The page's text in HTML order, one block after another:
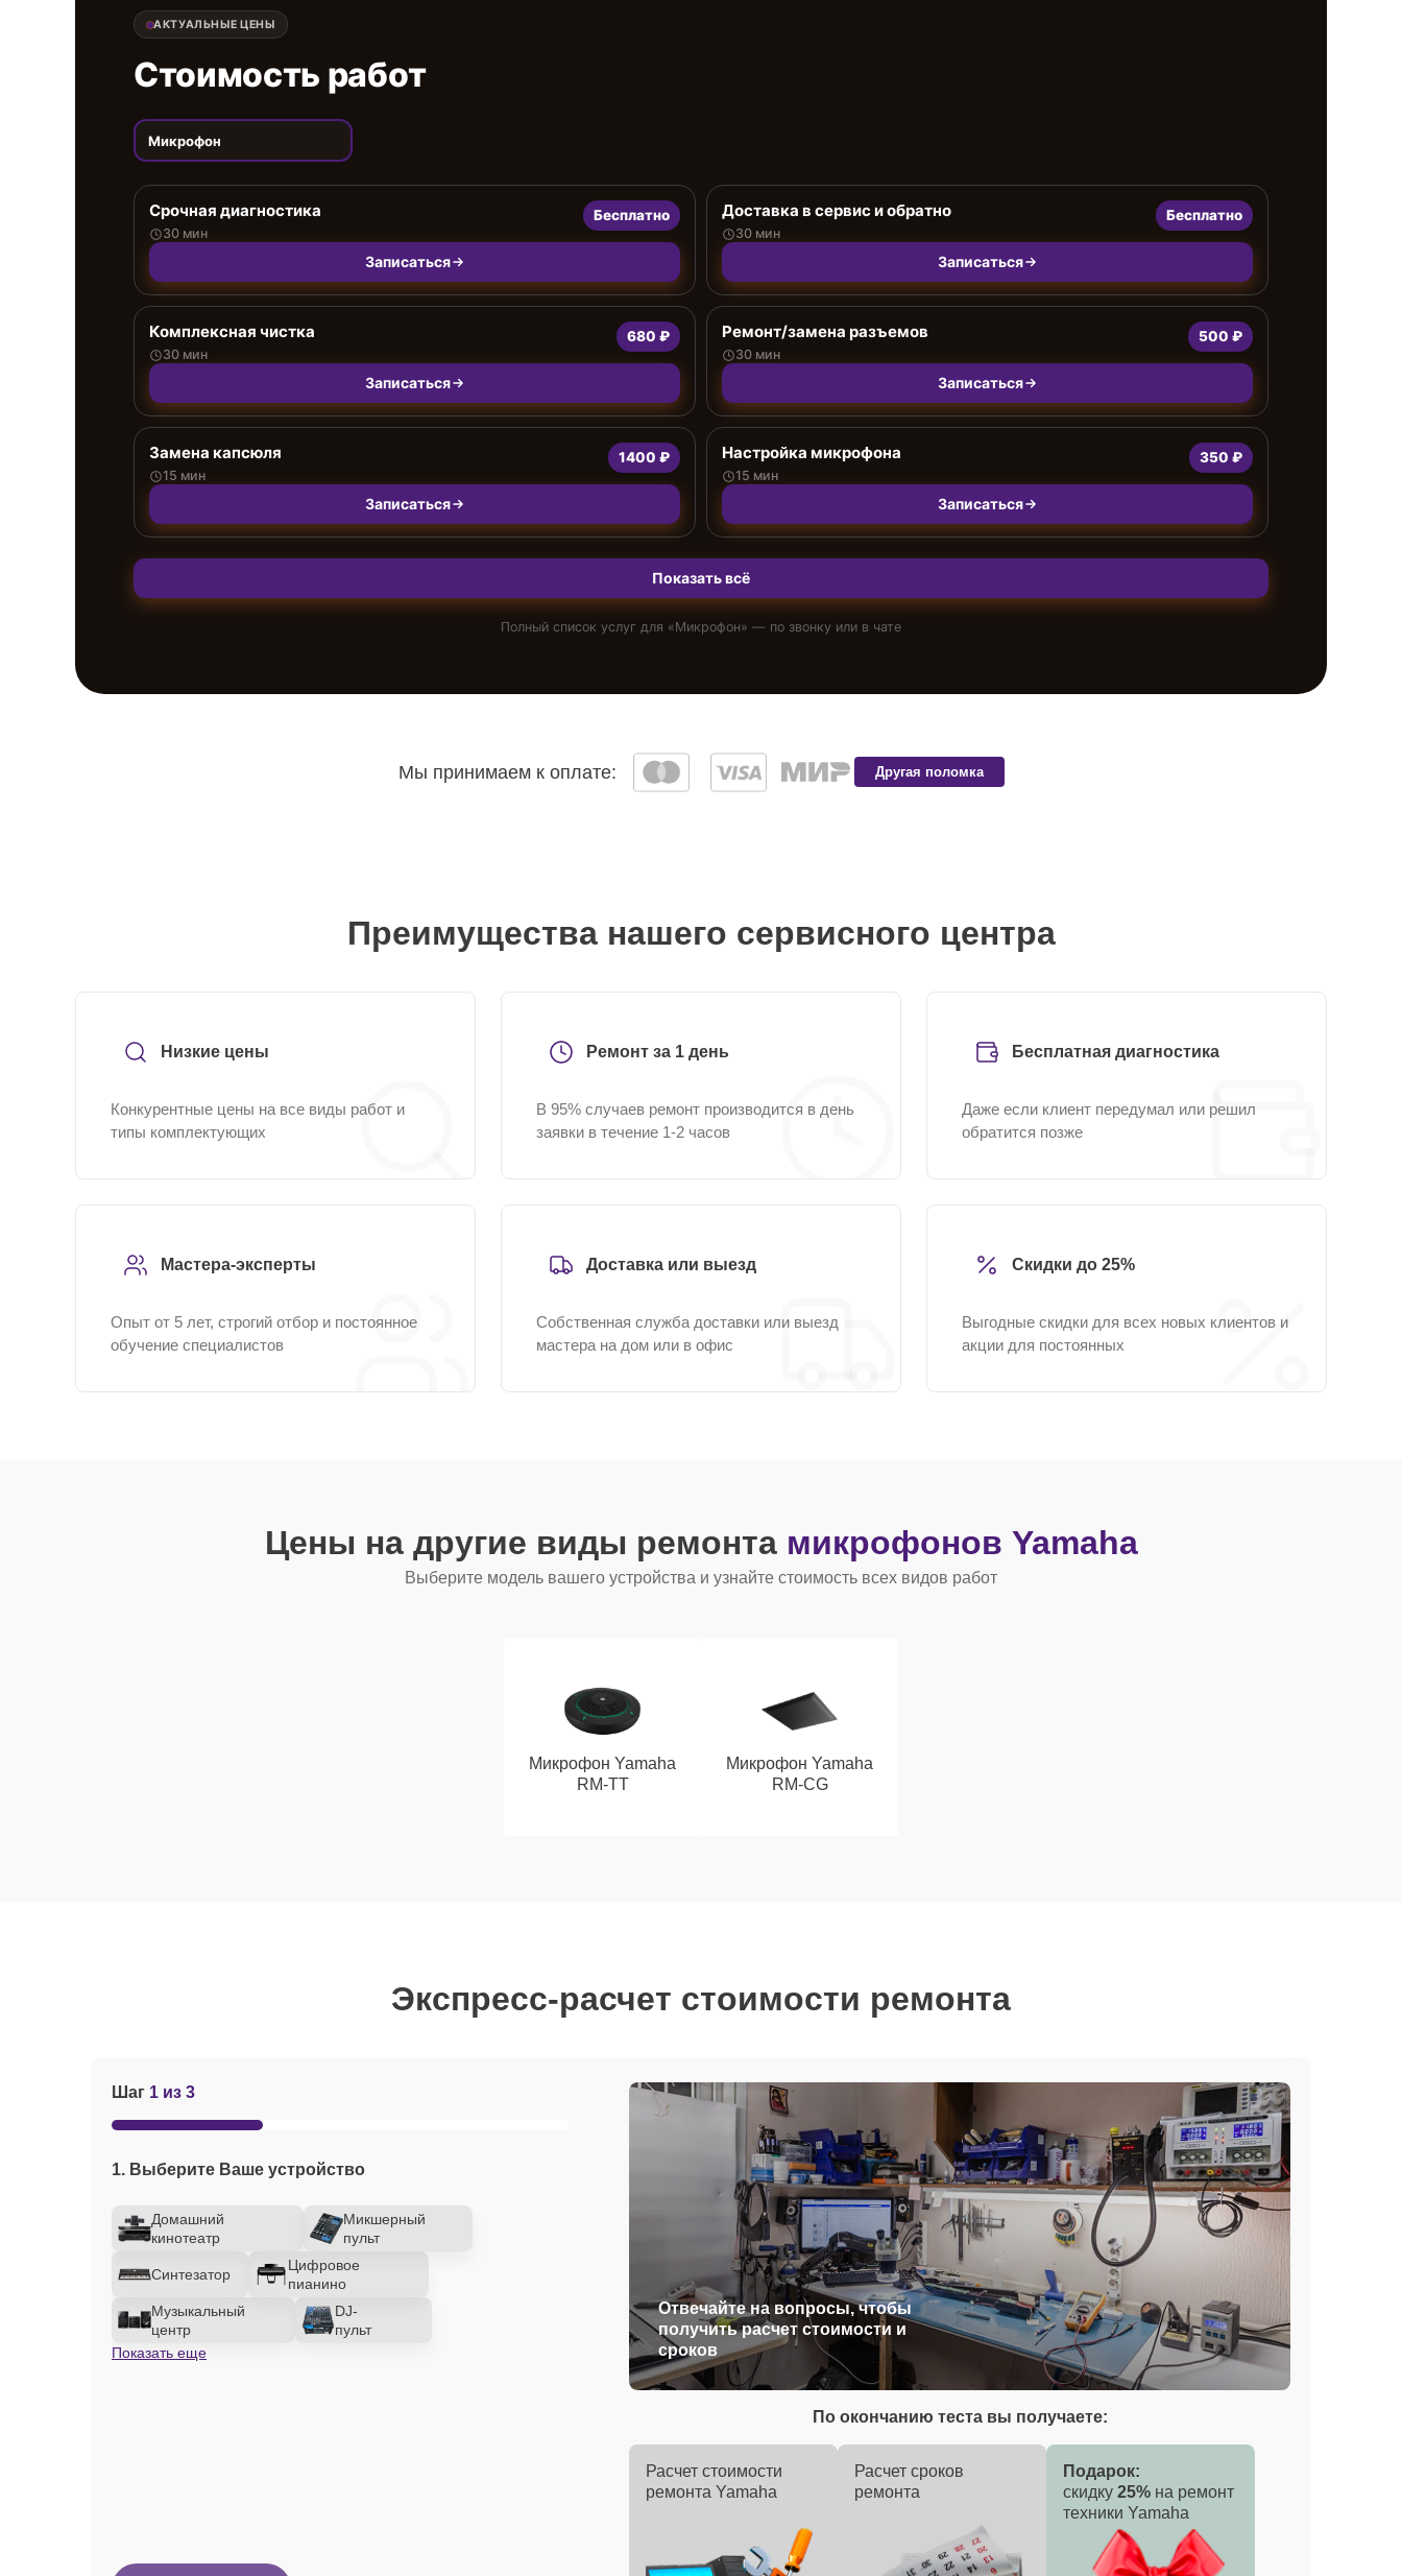
АКТУАЛЬНЫЕ ЦЕНЫ
Стоимость работ
Микрофон
Срочная диагностика
30 мин
Бесплатно
Записаться
Доставка в сервис и обратно
30 мин
Бесплатно
Записаться
Комплексная чистка
30 мин
680 ₽
Записаться
Ремонт/замена разъемов
30 мин
500 ₽
Записаться
Замена капсюля
15 мин
1400 ₽
Записаться
Настройка микрофона
15 мин
350 ₽
Записаться
Показать всё
Полный список услуг для «Микрофон» — по звонку или в чате
Мы принимаем к оплате: Другая поломка
Преимущества нашего сервисного центра
Низкие цены
Конкурентные цены на все виды работ и
типы комплектующих
Ремонт за 1 день
В 95% случаев ремонт производится в день
заявки в течение 1-2 часов
Бесплатная диагностика
Даже если клиент передумал или решил
обратится позже
Мастера-эксперты
Опыт от 5 лет, строгий отбор и постоянное
обучение специалистов
Доставка или выезд
Собственная служба доставки или выезд
мастера на дом или в офис
Скидки до 25%
Выгодные скидки для всех новых клиентов и
акции для постоянных
Цены на другие виды ремонта микрофонов Yamaha
Выберите модель вашего устройства и узнайте стоимость всех видов работ
Микрофон Yamaha
RM-TT
Микрофон Yamaha
RM-CG
Экспресс-расчет стоимости ремонта
Шаг 1 из 3
1. Выберите Ваше устройство
Домашний
кинотеатр
Микшерный
пульт
Синтезатор
Цифровое
пианино
Музыкальный
центр
DJ-
пульт
Показать еще
Отвечайте на вопросы, чтобы
получить расчет стоимости и
сроков
По окончанию теста вы получаете:
Расчет стоимости
ремонта Yamaha
Расчет сроков
ремонта
Подарок:
скидку 25% на ремонт
техники Yamaha